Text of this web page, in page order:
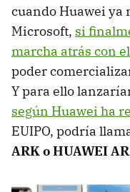
cuando Huawei ya
Microsoft, si
marcha atrás con
poder
Y para ello
según Huawei ha
EUIPO, podría
ARK o HUAWEI